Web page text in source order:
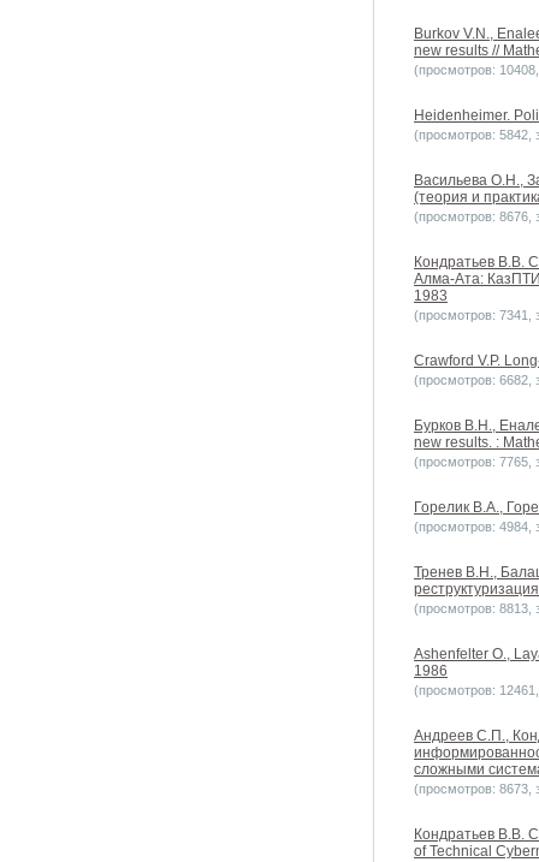
Burkov V.N.,
new results //
(просмотров:
Heidenheimer.
(просмотров: 5842,
Васильева О.Н.,
(теория и
(просмотров: 8676,
Кондратьев В.В.
Алма-Ата:
1983
(просмотров: 7341,
Crawford V.P.
(просмотров: 6682,
Бурков B.H.,
new results. :
(просмотров: 7765,
Горелик В.А.,
(просмотров: 4984,
Тренев В.Н.,
(просмотров: 8813,
Ashenfelter O.,
1986
(просмотров:
Андреев С.П.,
сложными
(просмотров: 8673,
Кондратьев В.В.
of Technical